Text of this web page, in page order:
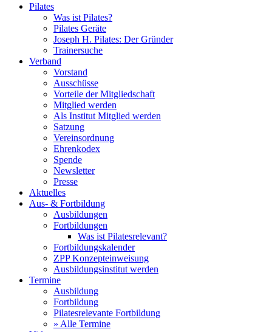
search
Menu
Pilates
Was ist Pilates?
Pilates Geräte
Joseph H. Pilates: Der Gründer
Trainersuche
Verband
Vorstand
Ausschüsse
Vorteile der Mitgliedschaft
Mitglied werden
Als Institut Mitglied werden
Satzung
Vereinsordnung
Ehrenkodex
Spende
Newsletter
Presse
Aktuelles
Aus- & Fortbildung
Ausbildungen
Fortbildungen
Was ist Pilatesrelevant?
Fortbildungskalender
ZPP Konzepteinweisung
Ausbildungsinstitut werden
Termine
Ausbildung
Fortbildung
Pilatesrelevante Fortbildung
» Alle Termine